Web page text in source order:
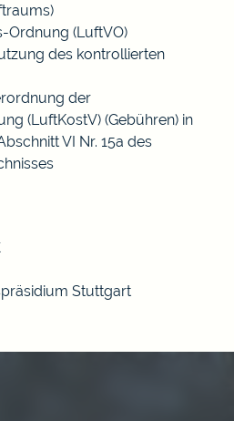
Ordnung (LuftVO)
des kontrollierten
der
(LuftKostV) (Gebühren) in
VI Nr. 15a des
Stuttgart